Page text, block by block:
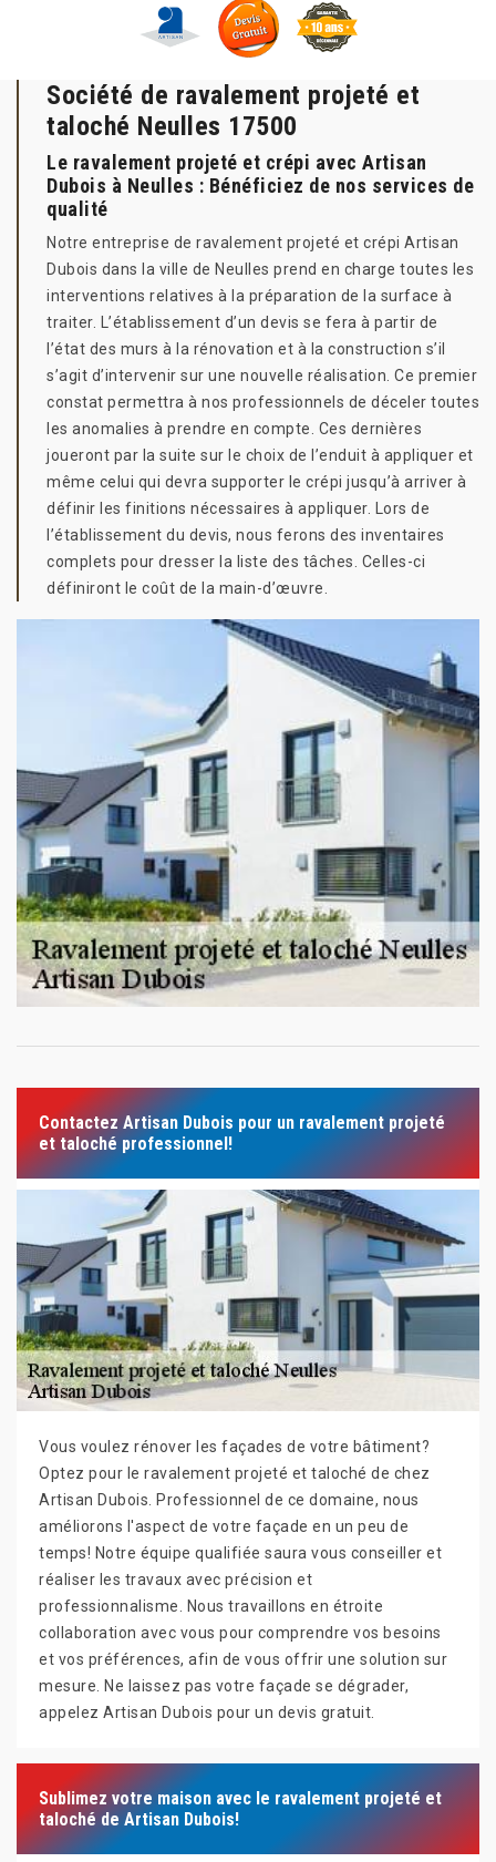
Société de ravalement projeté et
taloché Neulles 17500
Le ravalement projeté et crépi avec Artisan
Dubois à Neulles : Bénéficiez de nos services de
qualité
Notre entreprise de ravalement projeté et crépi Artisan
Dubois dans la ville de Neulles prend en charge toutes les
interventions relatives à la préparation de la surface à
traiter. L’établissement d’un devis se fera à partir de
l’état des murs à la rénovation et à la construction s’il
s’agit d’intervenir sur une nouvelle réalisation. Ce premier
constat permettra à nos professionnels de déceler toutes
les anomalies à prendre en compte. Ces dernières
joueront par la suite sur le choix de l’enduit à appliquer et
même celui qui devra supporter le crépi jusqu’à arriver à
définir les finitions nécessaires à appliquer. Lors de
l’établissement du devis, nous ferons des inventaires
complets pour dresser la liste des tâches. Celles-ci
définiront le coût de la main-d’œuvre.
Contactez Artisan Dubois pour un ravalement projeté
et taloché professionnel!
Vous voulez rénover les façades de votre bâtiment?
Optez pour le ravalement projeté et taloché de chez
Artisan Dubois. Professionnel de ce domaine, nous
améliorons l'aspect de votre façade en un peu de
temps! Notre équipe qualifiée saura vous conseiller et
réaliser les travaux avec précision et
professionnalisme. Nous travaillons en étroite
collaboration avec vous pour comprendre vos besoins
et vos préférences, afin de vous offrir une solution sur
mesure. Ne laissez pas votre façade se dégrader,
appelez Artisan Dubois pour un devis gratuit.
Sublimez votre maison avec le ravalement projeté et
taloché de Artisan Dubois!